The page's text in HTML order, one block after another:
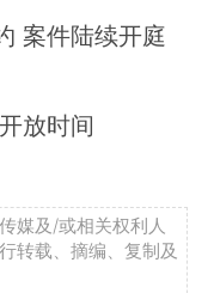
案件陆续开庭
放时间
媒及/或相关权利人
转载、摘编、复制及